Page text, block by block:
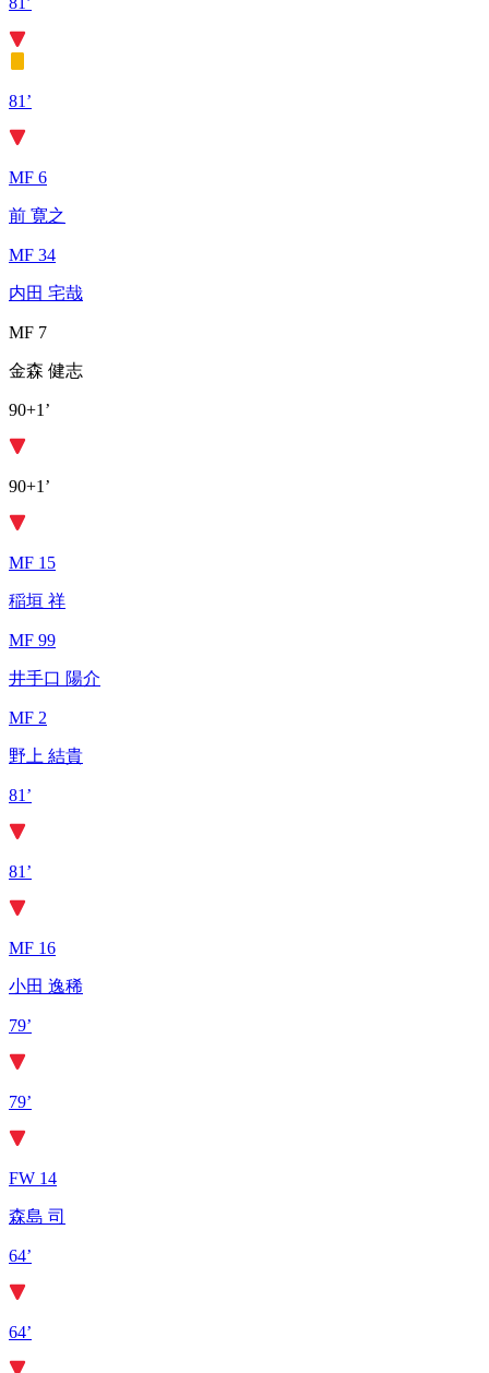
81’
MF 6
前 寛之
MF 34
内田 宅哉
MF 7
金森 健志
90+1’
90+1’
MF 15
稲垣 祥
MF 99
井手口 陽介
MF 2
野上 結貴
81’
81’
MF 16
小田 逸稀
79’
79’
FW 14
森島 司
64’
64’